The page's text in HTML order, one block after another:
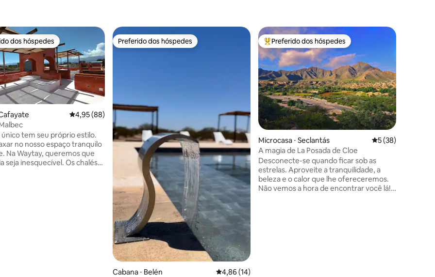
de 5, 144 avaliações
preferidos dos hóspedes
dos hóspedes
4,95 de uma avaliação média de 5, 88 avaliações
4,95 (88)
único tem seu próprio estilo.
no nosso espaço tranquilo
Na Waytay, queremos que
seja inesquecível. Os chalés
Preferido dos hóspedes
Preferido dos hóspedes
Cabana ⋅ Belén 4,86 de uma avaliação média de 5, 14 avaliações
4,86 (14)
Entre os melhores preferidos dos hóspedes
Preferido dos hóspedes
Microcasa ⋅ Seclantás 5 de uma
5 (38)
A magia de La Posada de Cloe
Desconecte-se quando ficar sob as
estrelas. Aproveite a tranquilidade, a
beleza e o calor que lhe ofereceremos.
Não vemos a hora de encontrar você lá!